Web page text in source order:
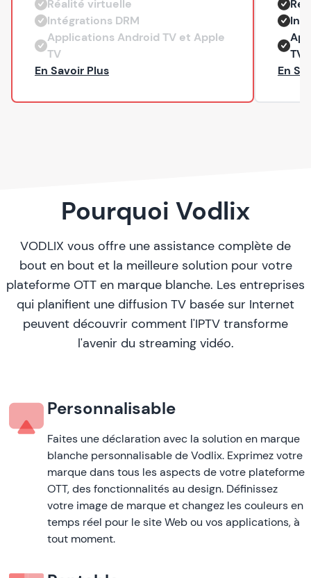
Réalité virtuelle
Intégrations DRM
Applications Android TV et Apple
TV
En Savoir Plus— Professionnel
TV
En
Pourquoi Vodlix
VODLIX vous offre une assistance complète de
bout en bout et la meilleure solution pour votre
plateforme OTT en marque blanche. Les entreprises
qui planifient une diffusion TV basée sur Internet
peuvent découvrir comment l'IPTV transforme
l'avenir du streaming vidéo.
Personnalisable
Faites une déclaration avec la solution en marque
blanche personnalisable de Vodlix. Exprimez votre
marque dans tous les aspects de votre plateforme
OTT, des fonctionnalités au design. Définissez
votre image de marque et changez les couleurs en
temps réel pour le site Web ou vos applications, à
tout moment.